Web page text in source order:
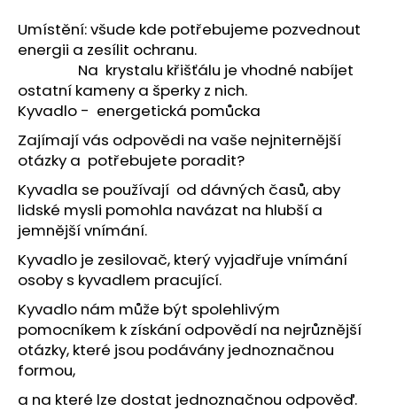
Umístění: všude kde potřebujeme pozvednout
energii a zesílit ochranu.
Na krystalu křišťálu je vhodné nabíjet
ostatní kameny a šperky z nich.
Kyvadlo - energetická pomůcka
Zajímají vás odpovědi na vaše nejniternější
otázky a potřebujete poradit?
Kyvadla se používají od dávných časů, aby
lidské mysli pomohla navázat na hlubší a
jemnější vnímání.
Kyvadlo je zesilovač, který vyjadřuje vnímání
osoby s kyvadlem pracující.
Kyvadlo nám může být spolehlivým
pomocníkem k získání odpovědí na nejrůznější
otázky, které jsou podávány jednoznačnou
formou,
a na které lze dostat jednoznačnou odpověď.
SRDCE
695